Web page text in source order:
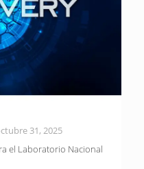
31, 2025
el Laboratorio Nacional